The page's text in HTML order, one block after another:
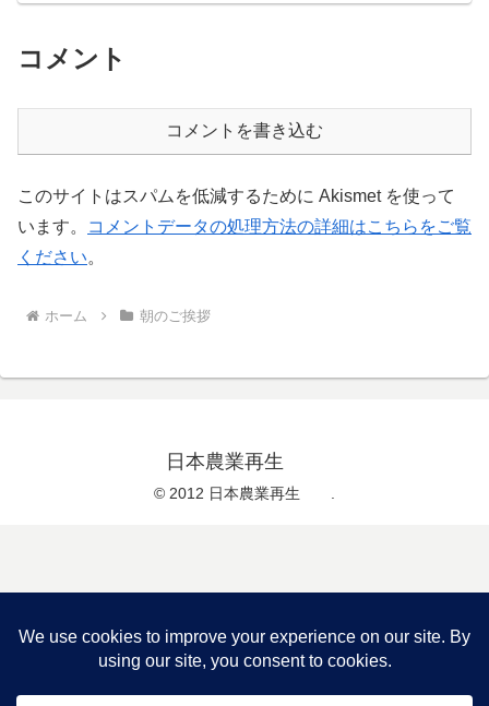
コメント
コメントを書き込む
このサイトはスパムを低減するために Akismet を使って
います。
コメントデータの処理方法の詳細はこちらをご覧
ください。
ホーム 朝のご挨拶
日本農業再生
© 2012 日本農業再生 .